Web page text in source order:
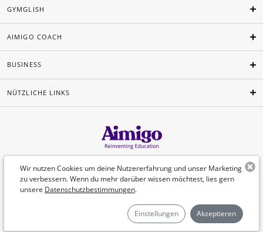
Wir nutzen Cookies um deine Nutzererfahrung und unser Marketing
zu verbessern. Wenn du mehr darüber wissen möchtest, lies gern
unsere Datenschutzbestimmungen.
Einstellungen Akzeptieren
GYMGLISH
AIMIGO COACH
BUSINESS
NÜTZLICHE LINKS
Deutsch
©Aimigo 2026